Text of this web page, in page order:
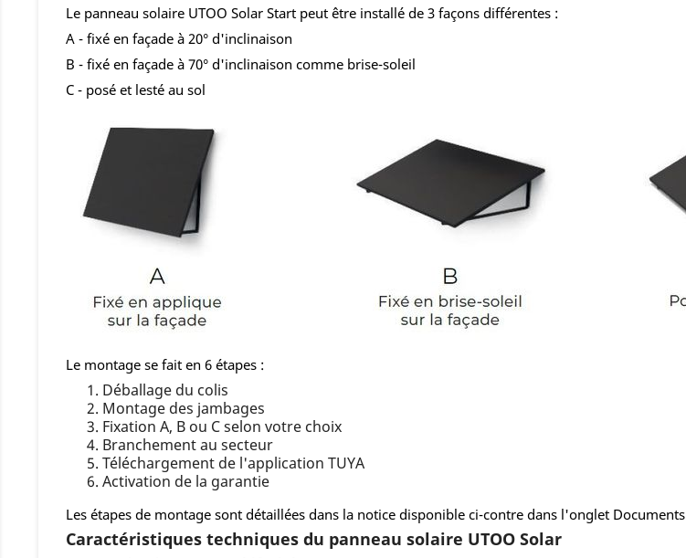
Le panneau solaire UTOO Solar Start peut être installé de 3 façons différentes :
A - fixé en façade à 20° d'inclinaison
B - fixé en façade à 70° d'inclinaison comme brise-soleil
C - posé et lesté au sol
Le montage se fait en 6 étapes :
Déballage du colis
Montage des jambages
Fixation A, B ou C selon votre choix
Branchement au secteur
Téléchargement de l'application TUYA
Activation de la garantie
Les étapes de montage sont détaillées dans la notice disponible ci-contre dans l'onglet Documents
Caractéristiques techniques du panneau solaire UTOO Solar